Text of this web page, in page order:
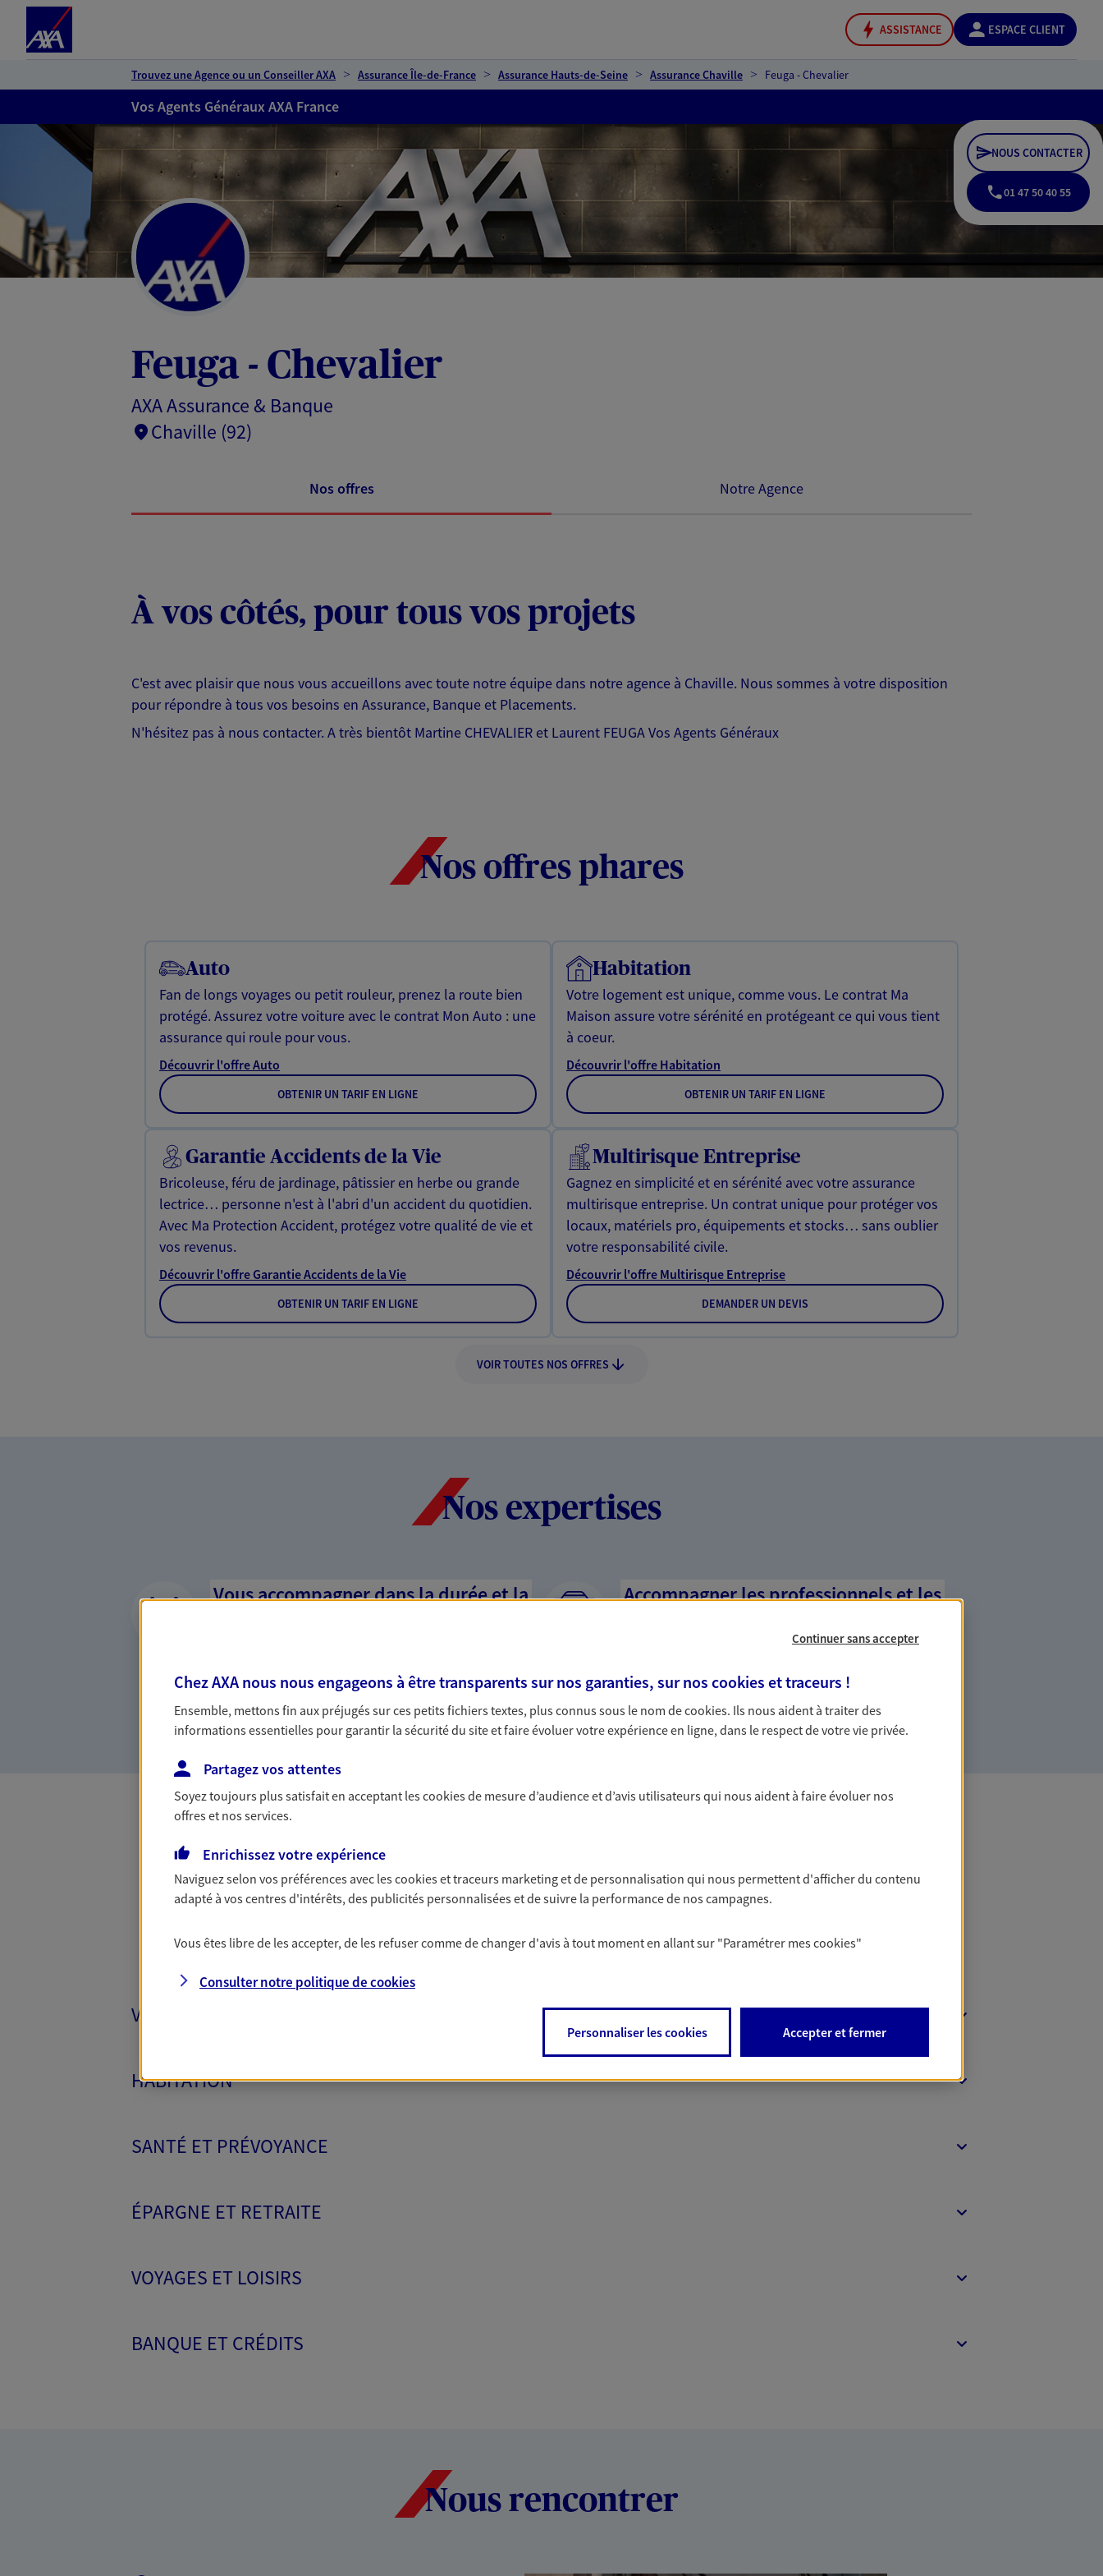
ASSISTANCE ESPACE CLIENT
Trouvez une Agence ou un Conseiller AXA Assurance Île-de-France Assurance Hauts-de-Seine Assurance Chaville Feuga - Chevalier
Vos Agents Généraux AXA France
Feuga - Chevalier
AXA Assurance & Banque
Chaville (92)
NOUS CONTACTER
01 47 50 40 55
Nos offres Notre Agence
À vos côtés, pour tous vos projets
C'est avec plaisir que nous vous accueillons avec toute notre équipe dans notre agence à Chaville. Nous sommes à votre disposition
pour répondre à tous vos besoins en Assurance, Banque et Placements.
N'hésitez pas à nous contacter. A très bientôt Martine CHEVALIER et Laurent FEUGA Vos Agents Généraux
Nos offres phares
Auto
Fan de longs voyages ou petit rouleur, prenez la route bien
protégé. Assurez votre voiture avec le contrat Mon Auto : une
assurance qui roule pour vous.
Découvrir l'offre Auto
OBTENIR UN TARIF EN LIGNE
Habitation
Votre logement est unique, comme vous. Le contrat Ma
Maison assure votre sérénité en protégeant ce qui vous tient
à coeur.
Découvrir l'offre Habitation
OBTENIR UN TARIF EN LIGNE
Garantie Accidents de la Vie
Bricoleuse, féru de jardinage, pâtissier en herbe ou grande
lectrice… personne n'est à l'abri d'un accident du quotidien.
Avec Ma Protection Accident, protégez votre qualité de vie et
vos revenus.
Découvrir l'offre Garantie Accidents de la Vie
OBTENIR UN TARIF EN LIGNE
Multirisque Entreprise
Gagnez en simplicité et en sérénité avec votre assurance
multirisque entreprise. Un contrat unique pour protéger vos
locaux, matériels pro, équipements et stocks… sans oublier
votre responsabilité civile.
Découvrir l'offre Multirisque Entreprise
DEMANDER UN DEVIS
VOIR TOUTES NOS OFFRES
Nos expertises
Vous accompagner dans la durée et la
votre vie, c'est ainsi que nous concevons notre métier : dans
la confiance et la proximité. C'est en apprenant à vous
connaître que nous proposons de meilleures solutions.
Accompagner les professionnels et les
Comme vous, nous sommes des indépendants. Nous
votre activité, vos collaborateurs... mais aussi vous-même et
votre famille.
Toutes nos offres Assurance & Banque
PARTICULIERS PRO & ENTREPRISES
VÉHICULES
HABITATION
SANTÉ ET PRÉVOYANCE
ÉPARGNE ET RETRAITE
VOYAGES ET LOISIRS
BANQUE ET CRÉDITS
Nous rencontrer
Continuer sans accepter
Chez AXA nous nous engageons à être transparents sur nos garanties, sur nos cookies et traceurs !
Ensemble, mettons fin aux préjugés sur ces petits fichiers textes, plus connus sous le nom decookies. Ils nous aident à traiter des
informations essentielles pour garantir la sécurité du site et faire évoluer votre expérience en ligne, dans le respect de votre vie privée.
Partagez vos attentes
Soyez toujours plus satisfait en acceptant lescookiesde mesure d’audience et d’avis utilisateurs qui nous aident à faire évoluer nos
offres et nos services.
Enrichissez votre expérience
Naviguez selon vos préférences avec lescookies et traceurs marketing et de personnalisation qui nous permettent d'afficher du contenu
adapté à vos centres d'intérêts, des publicités personnalisées et de suivre la performance de nos campagnes.
Vous êtes libre de les accepter, de les refuser comme de changer d'avis à tout moment en allant sur "Paramétrer mescookies"
Consulter notre politique decookies
Personnaliser les cookies Accepter et fermer